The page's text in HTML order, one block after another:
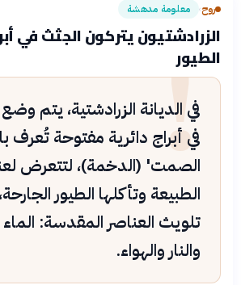
روح› معلومة مدهشة
الزرادشتيون يتركون الجثث في
الطيور
!
في الديانة الزرادشتية، يتم
في أبراج دائرية مفتوحة تُعرف
الصمت' (الدخمة)، لتتعرض
الطبيعة وتأكلها الطيور
تلويث العناصر المقدسة:
والنار والهواء.